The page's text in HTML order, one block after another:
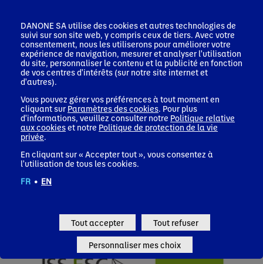
CDP Supplier Engagement Leader 2024
DANONE SA utilise des cookies et autres technologies de
suivi sur son site web, y compris ceux de tiers. Avec votre
consentement, nous les utiliserons pour améliorer votre
expérience de navigation, mesurer et analyser l'utilisation
du site, personnaliser le contenu et la publicité en fonction
de vos centres d'intérêts (sur notre site internet et
d'autres).
Vous pouvez gérer vos préférences à tout moment en
cliquant sur Paramètres des cookies . Pour plus
d'informations, veuillez consulter notre Politique relative
aux cookieset notre Politique de protection de la vie
privée
En cliquant sur « Accepter tout », vous consentez à
l'utilisation de tous les cookies.
FR • EN
Tout accepter Tout refuser
Personnaliser mes choix